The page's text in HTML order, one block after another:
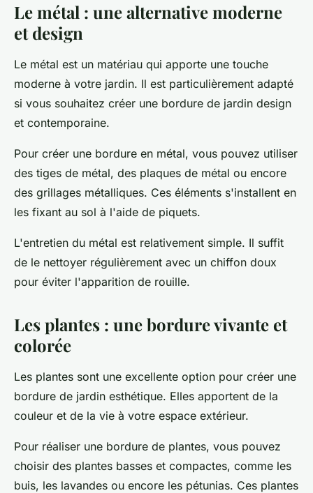
Le métal : une alternative moderne
et design
Le métal est un matériau qui apporte une touche
moderne à votre jardin. Il est particulièrement adapté
si vous souhaitez créer une bordure de jardin design
et contemporaine.
Pour créer une bordure en métal, vous pouvez utiliser
des tiges de métal, des plaques de métal ou encore
des grillages métalliques. Ces éléments s'installent en
les fixant au sol à l'aide de piquets.
L'entretien du métal est relativement simple. Il suffit
de le nettoyer régulièrement avec un chiffon doux
pour éviter l'apparition de rouille.
Les plantes : une bordure vivante et
colorée
Les plantes sont une excellente option pour créer une
bordure de jardin esthétique. Elles apportent de la
couleur et de la vie à votre espace extérieur.
Pour réaliser une bordure de plantes, vous pouvez
choisir des plantes basses et compactes, comme les
buis, les lavandes ou encore les pétunias. Ces plantes